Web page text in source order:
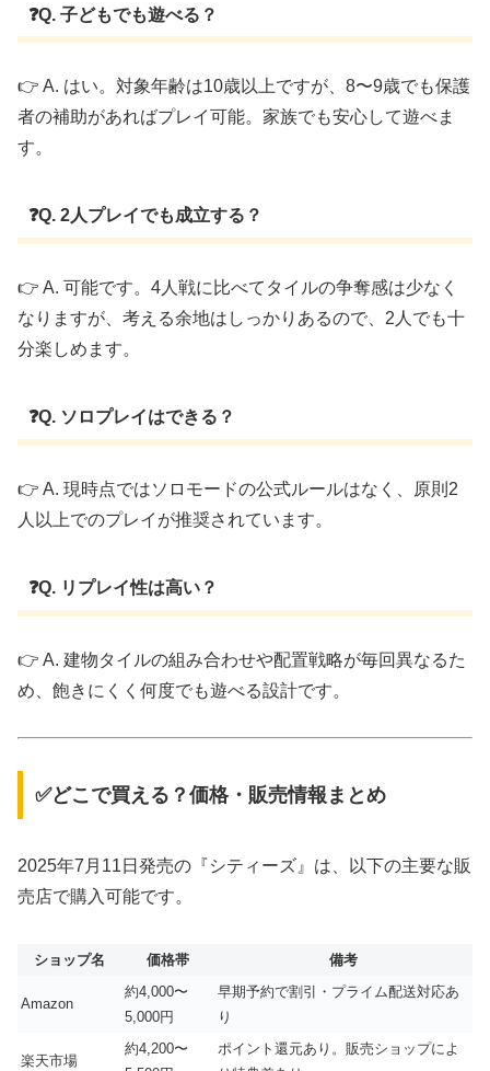
❓Q. 子どもでも遊べる？
👉 A. はい。対象年齢は10歳以上ですが、8〜9歳でも保護
者の補助があればプレイ可能。家族でも安心して遊べま
す。
❓Q. 2人プレイでも成立する？
👉 A. 可能です。4人戦に比べてタイルの争奪感は少なく
なりますが、考える余地はしっかりあるので、2人でも十
分楽しめます。
❓Q. ソロプレイはできる？
👉 A. 現時点ではソロモードの公式ルールはなく、原則2
人以上でのプレイが推奨されています。
❓Q. リプレイ性は高い？
👉 A. 建物タイルの組み合わせや配置戦略が毎回異なるた
め、飽きにくく何度でも遊べる設計です。
✅どこで買える？価格・販売情報まとめ
2025年7月11日発売の『シティーズ』は、以下の主要な販
売店で購入可能です。
ショップ名 価格帯 備考
Amazon
約4,000〜
5,000円
早期予約で割引・プライム配送対応あ
り
楽天市場
約4,200〜
ポイント還元あり。販売ショップによ